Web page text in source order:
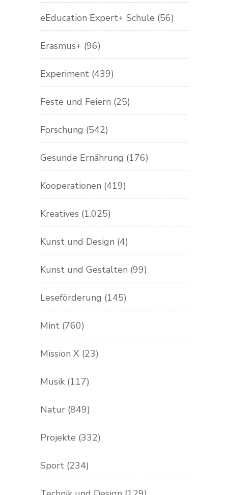
eEducation Expert+ Schule (56)
Erasmus+ (96)
Experiment (439)
Feste und Feiern (25)
Forschung (542)
Gesunde Ernährung (176)
Kooperationen (419)
Kreatives (1.025)
Kunst und Design (4)
Kunst und Gestalten (99)
Leseförderung (145)
Mint (760)
Mission X (23)
Musik (117)
Natur (849)
Projekte (332)
Sport (234)